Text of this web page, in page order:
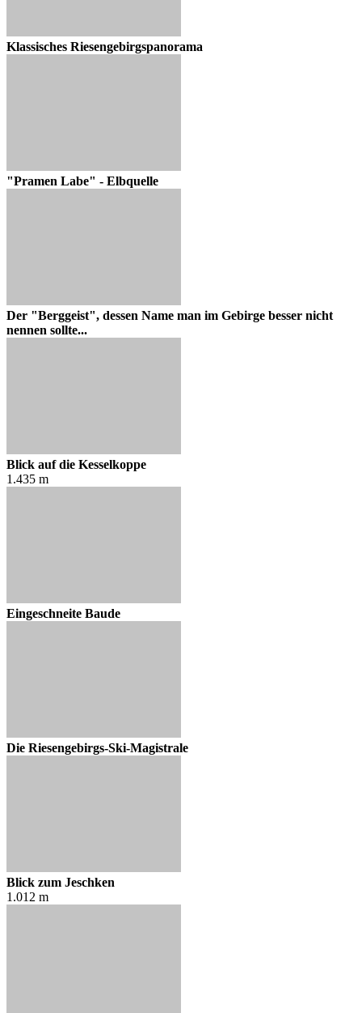
Klassisches Riesengebirgspanorama
"Pramen Labe" - Elbquelle
Der "Berggeist", dessen Name man im Gebirge besser nicht
nennen sollte...
Blick auf die Kesselkoppe
1.435 m
Eingeschneite Baude
Die Riesengebirgs-Ski-Magistrale
Blick zum Jeschken
1.012 m